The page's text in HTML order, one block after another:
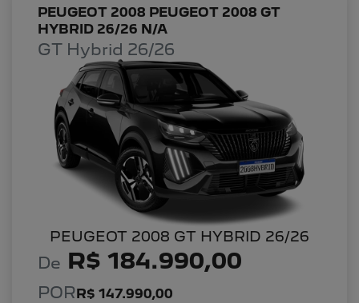
PEUGEOT 2008 PEUGEOT 2008 GT
HYBRID 26/26 N/A
GT Hybrid 26/26
PEUGEOT 2008 GT HYBRID 26/26
De R$ 184.990,00
PORR$ 147.990,00